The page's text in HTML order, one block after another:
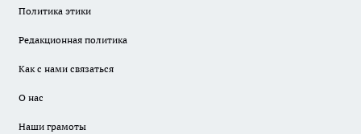
Политика этики
Редакционная политика
Как с нами связаться
О нас
Наши грамоты